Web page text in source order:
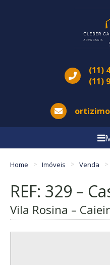
(11)
(11)
Home Imóveis Venda
REF: 329 –
Vila Rosina –